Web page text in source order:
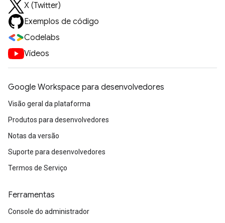
X (Twitter)
Exemplos de código
Codelabs
Vídeos
Google Workspace para desenvolvedores
Visão geral da plataforma
Produtos para desenvolvedores
Notas da versão
Suporte para desenvolvedores
Termos de Serviço
Ferramentas
Console do administrador